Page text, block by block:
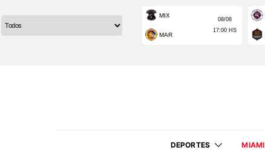
DEPORTES MIAMI